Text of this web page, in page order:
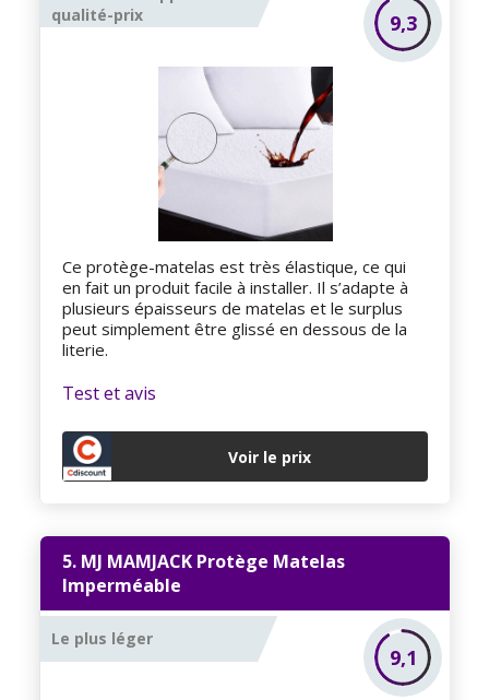
qualité-prix
9,3
Ce protège-matelas est très élastique, ce qui
en fait un produit facile à installer. Il s’adapte à
plusieurs épaisseurs de matelas et le surplus
peut simplement être glissé en dessous de la
literie.
Test et avis
Voir le prix
5. MJ MAMJACK Protège Matelas
Imperméable
Le plus léger
9,1